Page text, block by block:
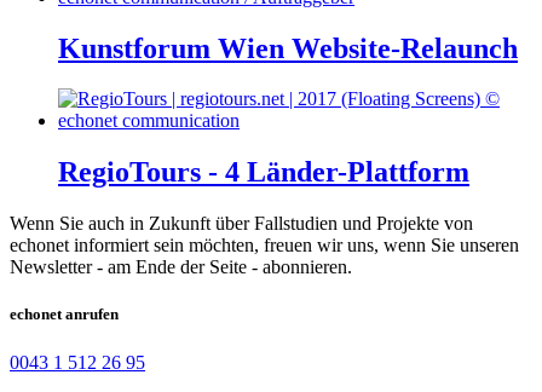
Kunstforum Wien Website-Relaunch
RegioTours - 4 Länder-Plattform
Wenn Sie auch in Zukunft über Fallstudien und Projekte von
echonet informiert sein möchten, freuen wir uns, wenn Sie unseren
Newsletter - am Ende der Seite - abonnieren.
echonet anrufen
0043 1 512 26 95